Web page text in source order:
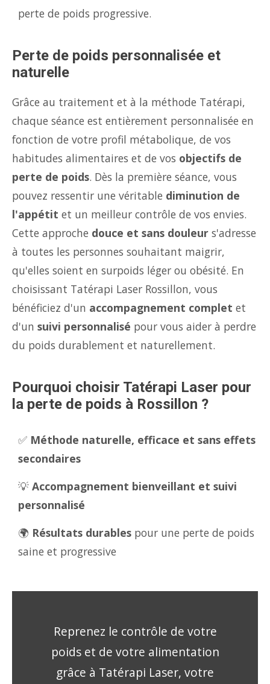
perte de poids progressive.
Perte de poids personnalisée et
naturelle
Grâce au traitement et à la méthode Tatérapi,
chaque séance est entièrement personnalisée en
fonction de votre profil métabolique, de vos
habitudes alimentaires et de vos objectifs de
perte de poids. Dès la première séance, vous
pouvez ressentir une véritable diminution de
l'appétit et un meilleur contrôle de vos envies.
Cette approche douce et sans douleur s'adresse
à toutes les personnes souhaitant maigrir,
qu'elles soient en surpoids léger ou obésité. En
choisissant Tatérapi Laser Rossillon, vous
bénéficiez d'un accompagnement complet et
d'un suivi personnalisé pour vous aider à perdre
du poids durablement et naturellement.
Pourquoi choisir Tatérapi Laser pour
la perte de poids à Rossillon ?
✅ Méthode naturelle, efficace et sans effets
secondaires
💡 Accompagnement bienveillant et suivi
personnalisé
🌍 Résultats durables pour une perte de poids
saine et progressive
Reprenez le contrôle de votre
poids et de votre alimentation
grâce à Tatérapi Laser, votre